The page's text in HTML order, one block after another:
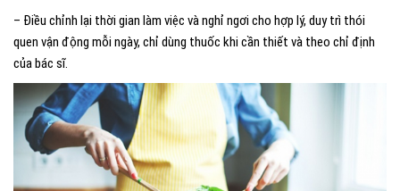
– Điều chỉnh lại thời gian làm việc và nghỉ ngơi cho hợp lý, duy trì thói
quen vận động mỗi ngày, chỉ dùng thuốc khi cần thiết và theo chỉ định
của bác sĩ.